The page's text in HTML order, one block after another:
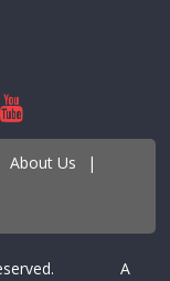
About Us |
reserved. A